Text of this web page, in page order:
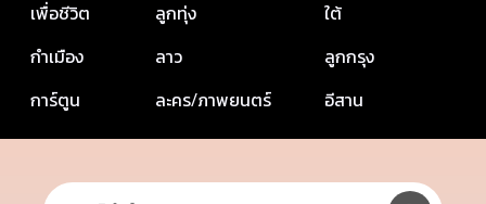
เพื่อชีวิต
ลูกทุ่ง
ใต้
กำเมือง
ลาว
ลูกกรุง
การ์ตูน
ละคร/ภาพยนตร์ อีสาน